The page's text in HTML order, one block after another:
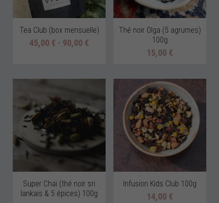
Tea Club (box mensuelle)
45,00 € - 90,00 €
Thé noir Olga (5 agrumes)
100g
15,00 €
Super Chaï (thé noir sri
lankais & 5 épices) 100g
Infusion Kids Club 100g
14,00 €